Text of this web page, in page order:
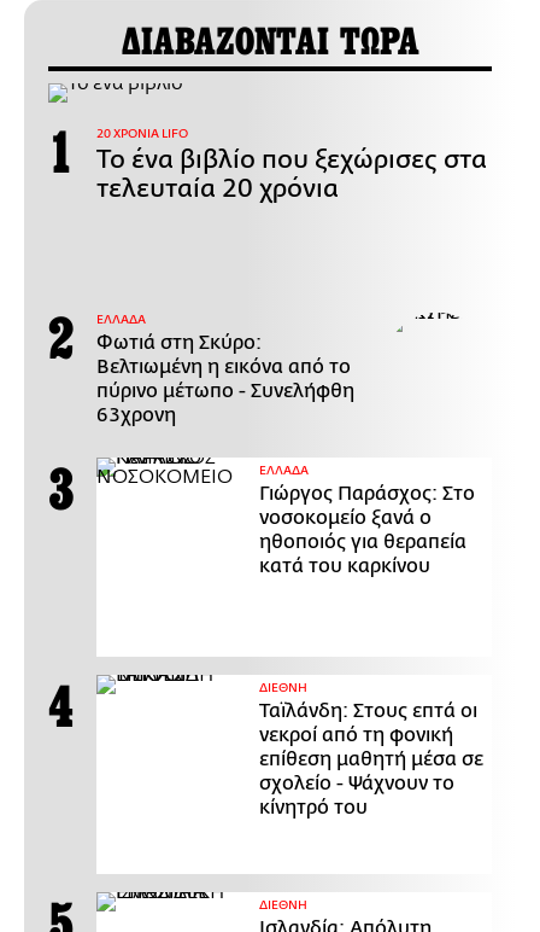
ΔΙΑΒΑΖΟΝΤΑΙ ΤΩΡΑ
20 ΧΡΟΝΙΑ LIFO
Το ένα βιβλίο που ξεχώρισες στα
τελευταία 20 χρόνια
ΕΛΛΑΔΑ
Φωτιά στη Σκύρο:
Βελτιωμένη η εικόνα από το
πύρινο μέτωπο - Συνελήφθη
63χρονη
ΕΛΛΑΔΑ
Γιώργος Παράσχος: Στο
νοσοκομείο ξανά ο
ηθοποιός για θεραπεία
κατά του καρκίνου
ΔΙΕΘΝΗ
Ταϊλάνδη: Στους επτά οι
νεκροί από τη φονική
επίθεση μαθητή μέσα σε
σχολείο - Ψάχνουν το
κίνητρό του
ΔΙΕΘΝΗ